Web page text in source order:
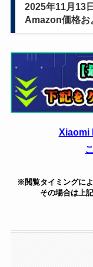
2025年11月13
Amazon価格お
Xiaomi
※閲覧タイミングに
その場合は上